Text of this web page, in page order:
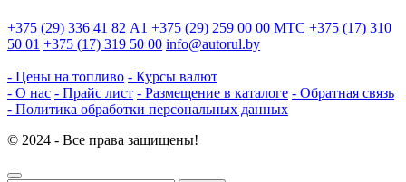
+375 (29) 336 41 82 А1 +375 (29) 259 00 00 МТС +375 (17) 310
50 01 +375 (17) 319 50 00 info@autorul.by
- Цены на топливо - Курсы валют
- О нас - Прайс лист - Размещение в каталоге - Обратная связь
- Политика обработки персональных данных
© 2024 - Все права защищены!